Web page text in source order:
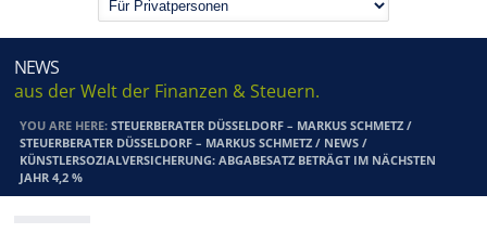
NEWS
aus der Welt der Finanzen & Steuern.
YOU ARE HERE:STEUERBERATER DÜSSELDORF – MARKUS SCHMETZ /
STEUERBERATER DÜSSELDORF – MARKUS SCHMETZ / NEWS /
KÜNSTLERSOZIALVERSICHERUNG: ABGABESATZ BETRÄGT IM NÄCHSTEN
JAHR 4,2 %